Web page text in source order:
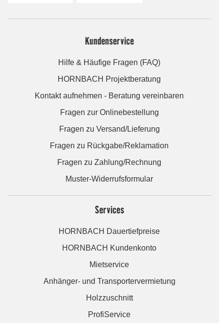
Kundenservice
Hilfe & Häufige Fragen (FAQ)
HORNBACH Projektberatung
Kontakt aufnehmen - Beratung vereinbaren
Fragen zur Onlinebestellung
Fragen zu Versand/Lieferung
Fragen zu Rückgabe/Reklamation
Fragen zu Zahlung/Rechnung
Muster-Widerrufsformular
Services
HORNBACH Dauertiefpreise
HORNBACH Kundenkonto
Mietservice
Anhänger- und Transportervermietung
Holzzuschnitt
ProfiService